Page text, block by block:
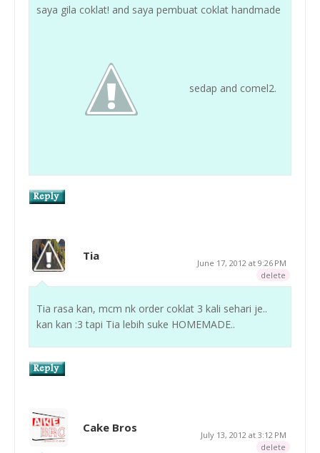
saya gila coklat! and saya pembuat coklat handmade
sedap and comel2.
Tia
June 17, 2012 at 9:26 PM
delete
Tia rasa kan, mcm nk order coklat 3 kali sehari je..
kan kan :3 tapi Tia lebih suke HOMEMADE..
Cake Bros
July 13, 2012 at 3:12 PM
delete